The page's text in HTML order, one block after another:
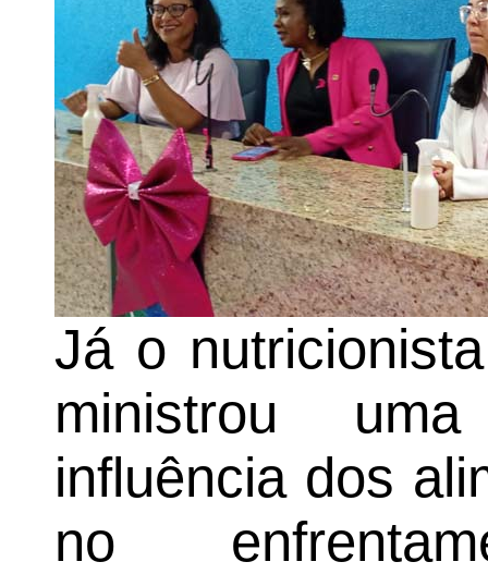
Já o
ministrou
influência dos
no